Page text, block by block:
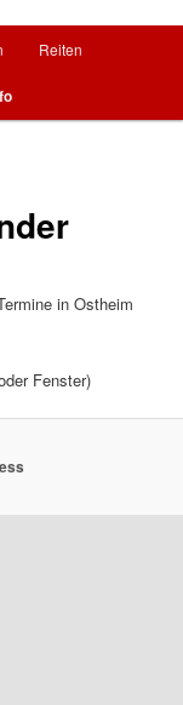
Reiten
in Ostheim
Fenster)